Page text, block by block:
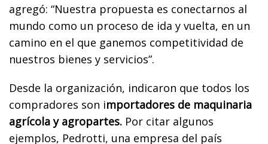
agregó: “Nuestra propuesta es conectarnos al
mundo como un proceso de ida y vuelta, en un
camino en el que ganemos competitividad de
nuestros bienes y servicios”.
Desde la organización, indicaron que todos los
compradores son importadores de maquinaria
agrícola y agropartes. Por citar algunos
ejemplos, Pedrotti, una empresa del país